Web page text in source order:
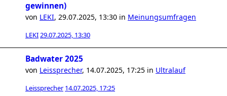
gewinnen)
von LEKI, 29.07.2025, 13:30 in Meinungsumfragen
LEKI29.07.2025, 13:30
Badwater 2025
von Leissprecher, 14.07.2025, 17:25 in Ultralauf
Leissprecher 14.07.2025, 17:25